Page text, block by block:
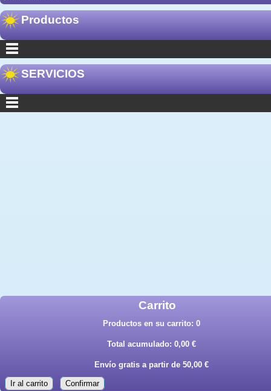
Productos
SERVICIOS
Carrito
Productos en su carrito: 0
Total acumulado: 0,00 €
Envío gratis a partir de 50,00 €
Ir al carrito Confirmar